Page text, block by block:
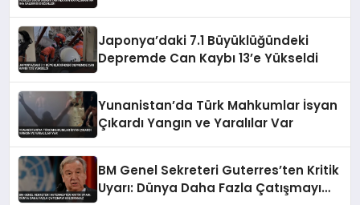
Japonya’daki 7.1 Büyüklüğündeki
Depremde Can Kaybı 13’e Yükseldi
Yunanistan’da Türk Mahkumlar İsyan
Çıkardı Yangın ve Yaralılar Var
BM Genel Sekreteri Guterres’ten Kritik
Uyarı: Dünya Daha Fazla Çatışmayı